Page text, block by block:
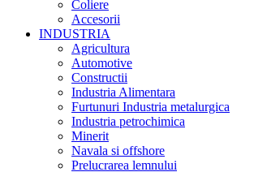
Coliere
Accesorii
INDUSTRIA
Agricultura
Automotive
Constructii
Industria Alimentara
Furtunuri Industria metalurgica
Industria petrochimica
Minerit
Navala si offshore
Prelucrarea lemnului